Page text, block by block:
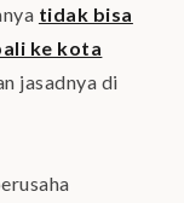
tidak bisa
ke kota
jasadnya di